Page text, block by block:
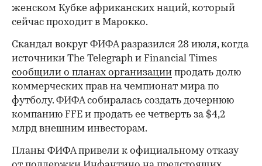
00:00 00:00
женском Кубке африканских наций, который
сейчас проходит в Марокко.
Скандал вокруг ФИФА разразился 28 июля, когда
источники The Telegraph и Financial Times
сообщили о планах организации продать долю
коммерческих прав на чемпионат мира по
футболу. ФИФА собиралась создать дочернюю
компанию FFE и продать ее четверть за $4,2
млрд внешним инвесторам.
Планы ФИФА привели к официальному отказу